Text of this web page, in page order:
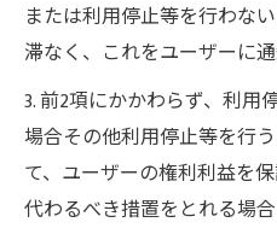
または利用停止等を行わな
滞なく、これをユーザーに通
3. 前2項にかかわらず、利用
場合その他利用停止等を行
て、ユーザーの権利利益を
代わるべき措置をとれる場